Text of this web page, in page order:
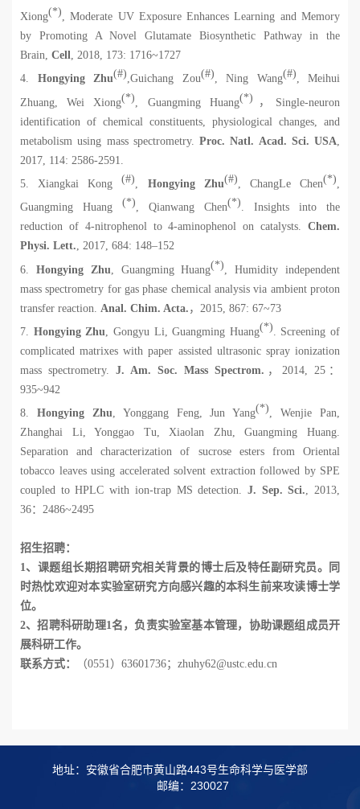
Xiong(*) , Moderate UV Exposure Enhances Learning and Memory
by Promoting A Novel Glutamate Biosynthetic Pathway in the
Brain, Cell
, 2018, 173: 1716~1727
4. Hongying Zhu(#),Guichang Zou(#), Ning Wang(#), Meihui
Zhuang, Wei Xiong(*) , Guangming Huang(*) ， Single-neuron
identification of chemical constituents, physiological changes, and
metabolism using mass spectrometry. Proc. Natl. Acad. Sci. USA
2017, 114: 2586-2591.
5. Xiangkai Kong (#) Hongying Zhu(#) , ChangLe Chen(*)
Guangming Huang (*), Qianwang Chen(*). Insights into the
reduction of 4-nitrophenol to 4-aminophenol on catalysts. Chem.
Physi. Lett., 2017, 684: 148–152
6. Hongying Zhu , Guangming Huang(*) , Humidity independent
mass spectrometry for gas phase chemical analysis via ambient proton
transfer reaction. Anal. Chim. Acta. ， 2015, 867: 67~73
7. Hongying Zhu , Gongyu Li, Guangming Huang(*) . Screening of
complicated matrixes with paper assisted ultrasonic spray ionization
mass spectrometry.
J. Am. Soc. Mass Spectrom. ， 2014, 25 ：
935~942
8. Hongying Zhu, Yonggang Feng, Jun Yang(*), Wenjie Pan,
Zhanghai Li, Yonggao Tu, Xiaolan Zhu, Guangming Huang.
Separation and characterization of sucrose esters from Oriental
tobacco leaves using accelerated solvent extraction followed by SPE
coupled to HPLC with ion-trap MS detection. J. Sep. Sci., 2013,
36：2486~2495
招生招聘：
1、课题组长期招聘研究相关背景的博士后及特任副研究员。同
时热忱欢迎对本实验室研究方向感兴趣的本科生前来攻读博士学
位。
2、招聘科研助理1名，负责实验室基本管理，协助课题组成员开
展科研工作。
联系方式：
（0551） 63601736； zhuhy62@ustc.edu.cn
地址：安徽省合肥市黄山路443号生命科学与医学部
邮编：230027